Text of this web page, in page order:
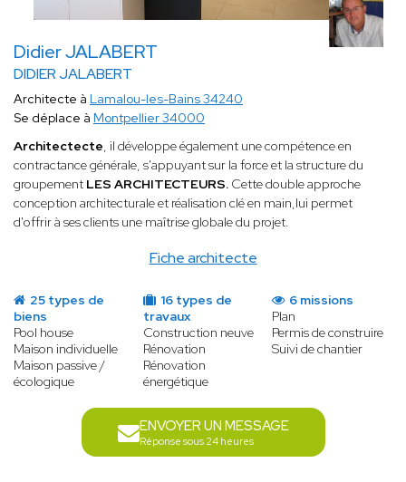
Didier JALABERT
DIDIER JALABERT
Fiche architecte
Architecte à Lamalou-les-Bains 34240
Se déplace à Montpellier 34000
Architectecte, il développe également une compétence en
contractance générale, s'appuyant sur la force et la structure du
groupement LES ARCHITECTEURS. Cette double approche
conception architecturale et réalisation clé en main,lui permet
d'offrir à ses clients une maîtrise globale du projet.
25 types de
biens
Pool house
Maison individuelle
Maison passive /
écologique
16 types de
travaux
Construction neuve
Rénovation
Rénovation
énergétique
6 missions
Plan
Permis de construire
Suivi de chantier
ENVOYER UN MESSAGE
Réponse sous 24 heures